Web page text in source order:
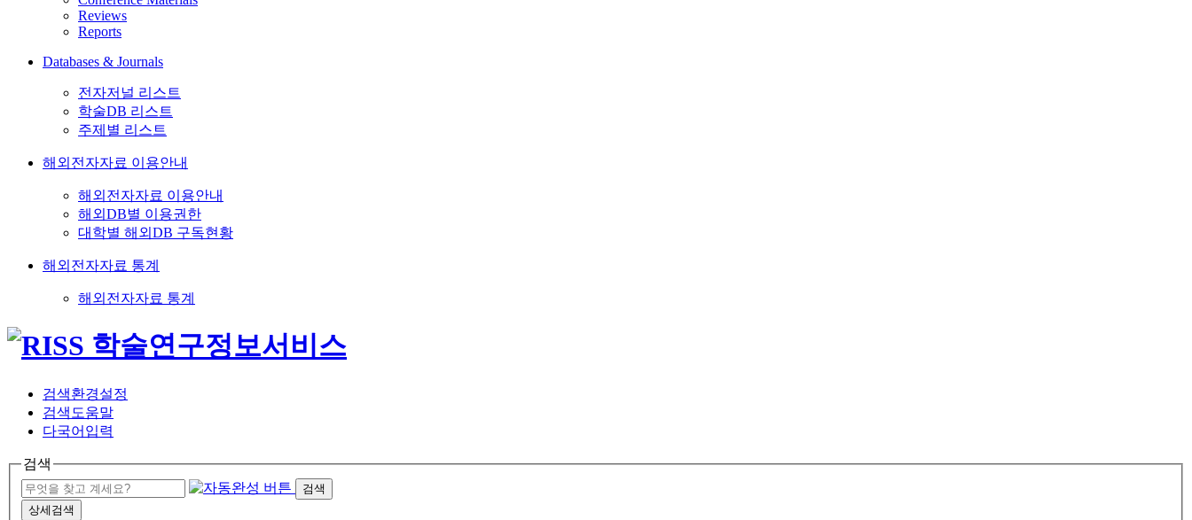
Reviews
Reports
Databases & Journals
전자저널 리스트
학술DB 리스트
주제별 리스트
해외전자자료 이용안내
해외전자자료 이용안내
해외DB별 이용권한
대학별 해외DB 구독현황
해외전자자료 통계
해외전자자료 통계
검색환경설정
검색도움말
다국어입력
검색
검색
상세검색